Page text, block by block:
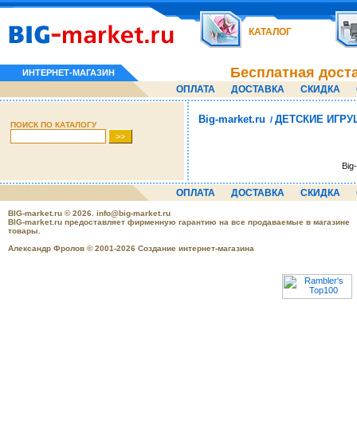
КАТАЛОГ
ИНТЕРНЕТ-МАГАЗИН Бесплатная
ОПЛАТА ДОСТАВКА СКИДКА
ПОИСК ПО КАТАЛОГУ Big-market.ru / ДЕТСКИЕ
ОПЛАТА ДОСТАВКА СКИДКА
BIG-market.ru © 2026. info@big-market.ru
BIG-market.ru предоставляет фирменную гарантию на все продаваемые в магазине
товары.
Александр Фролов © 2001-2026 Создание интернет-магазина